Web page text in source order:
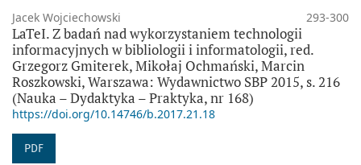
Jacek Wojciechowski 293-300
LaTeI. Z badań nad wykorzystaniem technologii
informacyjnych w bibliologii i informatologii, red.
Grzegorz Gmiterek, Mikołaj Ochmański, Marcin
Roszkowski, Warszawa: Wydawnictwo SBP 2015, s. 216
(Nauka – Dydaktyka – Praktyka, nr 168)
https://doi.org/10.14746/b.2017.21.18
PDF